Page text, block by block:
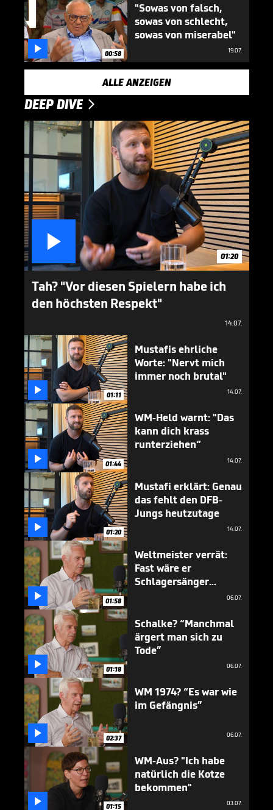
 00:58
"Sowas von falsch,
sowas von schlecht,
sowas von miserabel"
19.07.
ALLE ANZEIGEN
DEEP DIVE 

01:20
Tah? "Vor diesen Spielern habe ich
den höchsten Respekt"
14.07.
 01:11
Mustafis ehrliche
Worte: "Nervt mich
immer noch brutal"
14.07.
 01:44
WM-Held warnt: "Das
kann dich krass
runterziehen“
14.07.
 01:20
Mustafi erklärt: Genau
das fehlt den DFB-
Jungs heutzutage
14.07.
 01:58
Weltmeister verrät:
Fast wäre er
Schlagersänger
06.07.
 01:18
Schalke? “Manchmal
ärgert man sich zu
Tode”
06.07.
 02:37
WM 1974? “Es war wie
im Gefängnis”
06.07.
 01:15
WM-Aus? "Ich habe
natürlich die Kotze
bekommen"
03.07.